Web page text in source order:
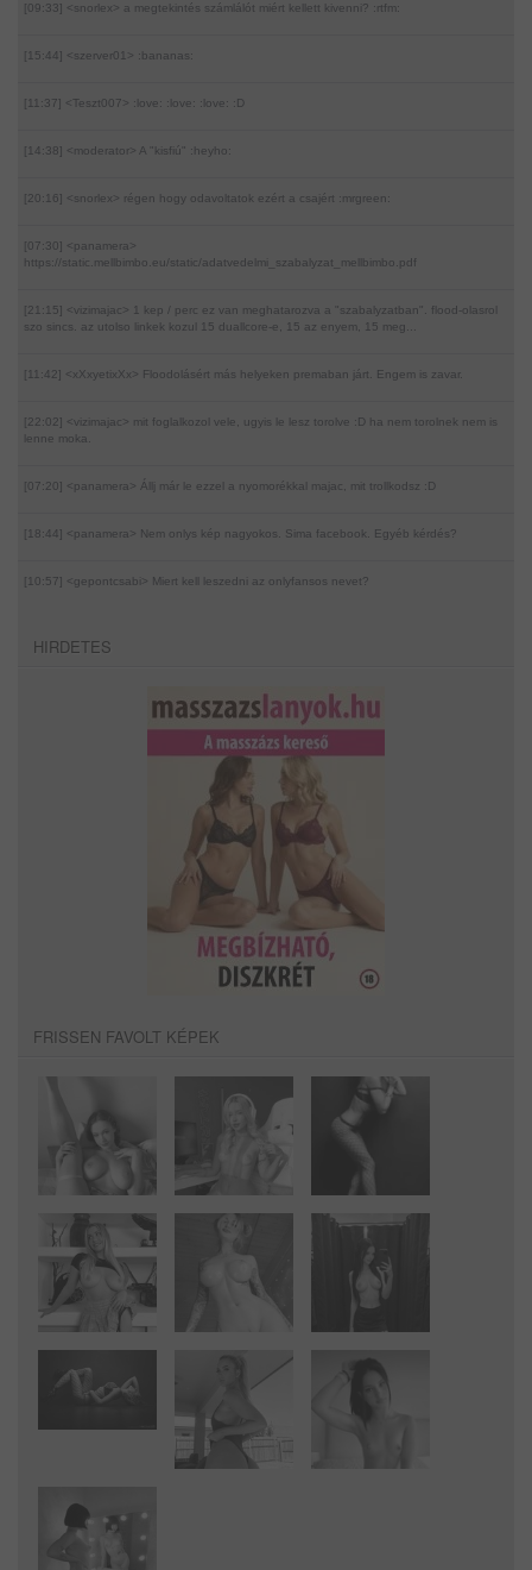
[09:33] <snorlex> a megtekintés számlálót miért kellett kivenni? :rtfm:
[15:44] <szerver01> :bananas:
[11:37] <Teszt007> :love: :love: :love: :D
[14:38] <moderator> A "kisfiú" :heyho:
[20:16] <snorlex> régen hogy odavoltatok ezért a csajért :mrgreen:
[07:30] <panamera>
https://static.mellbimbo.eu/static/adatvedelmi_szabalyzat_mellbimbo.pdf
[21:15] <vizimajac> 1 kep / perc ez van meghatarozva a "szabalyzatban". flood-olasrol
szo sincs. az utolso linkek kozul 15 duallcore-e, 15 az enyem, 15 meg...
[11:42] <xXxyetixXx> Floodolásért más helyeken premaban járt. Engem is zavar.
[22:02] <vizimajac>
mit foglalkozol vele, ugyis le lesz torolve :D ha nem torolnek nem is
lenne moka.
[07:20] <panamera> Állj már le ezzel a nyomorékkal majac, mit trollkodsz :D
[18:44] <panamera> Nem onlys kép nagyokos. Sima facebook. Egyéb kérdés?
[10:57] <gepontcsabi> Miert kell leszedni az onlyfansos nevet?
HIRDETES
FRISSEN FAVOLT KÉPEK